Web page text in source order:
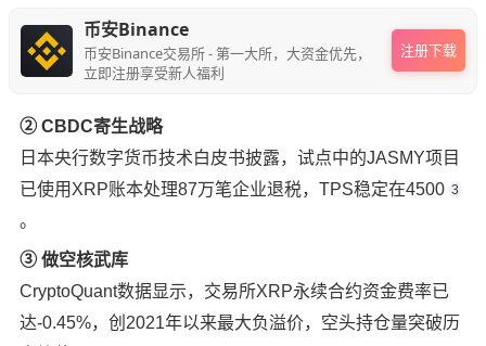
币安Binance
币安Binance交易所 - 第一大所，大资金优先，
立即注册享受新人福利
注册下载
② CBDC寄生战略
日本央行数字货币技术白皮书披露，试点中的JASMY项目
已使用XRP账本处理87万笔企业退税，TPS稳定在4500 3
。
③ 做空核武库
CryptoQuant数据显示，交易所XRP永续合约资金费率已
达-0.45%，创2021年以来最大负溢价，空头持仓量突破历